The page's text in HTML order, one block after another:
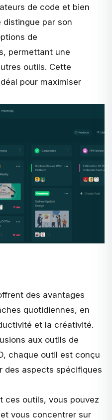
de code et bien
distingue par son
de
permettant une
outils. Cette
pour maximiser
des avantages
quotidiennes, en
et la créativité.
aux outils de
chaque outil est conçu
des aspects spécifiques
ces outils, vous pouvez
vous concentrer sur